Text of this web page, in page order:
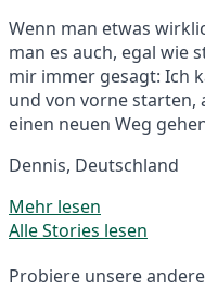
Wenn man etwas
man es auch, egal wie
mir immer gesagt: Ich
und von vorne starten,
einen neuen Weg
Dennis, Deutschland
Mehr lesen
Alle Stories lesen
Probiere unsere